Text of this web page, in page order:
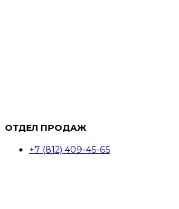
ОТДЕЛ ПРОДАЖ
+7 (812) 409-45-65